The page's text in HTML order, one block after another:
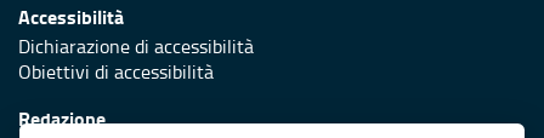
Accessibilità
Dichiarazione di accessibilità
Obiettivi di accessibilità
Redazione